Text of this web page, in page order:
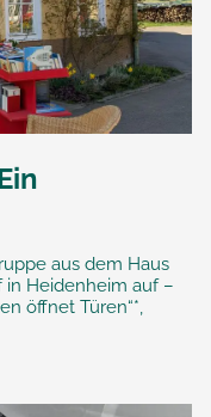
aus dem Haus
Heidenheim auf –
öffnet Türen“*,